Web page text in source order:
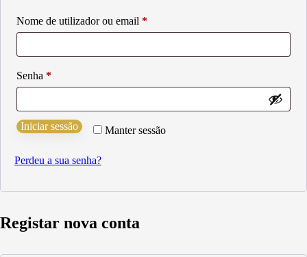
Nome de utilizador ou email *Obrigatório
Senha *Obrigatório
Manter sessão
Iniciar sessão
Perdeu a sua senha?
Registar nova conta